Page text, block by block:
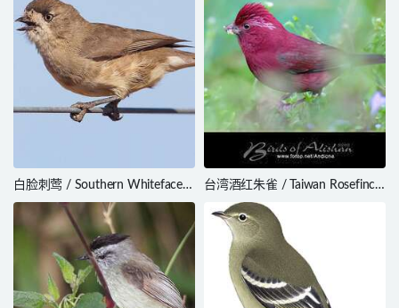
白脸刺莺 / Southern Whiteface /
Aphelocephala leucopsis
台湾酒红朱雀 / Taiwan Rosefinch
/ Carpodacus formosanus